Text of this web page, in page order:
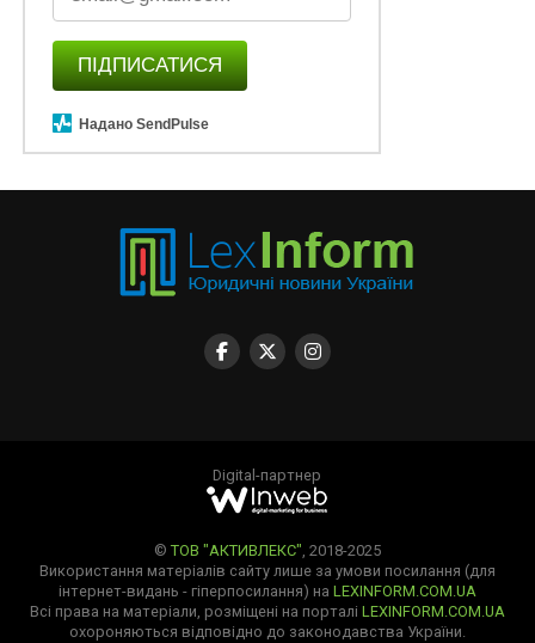
ПІДПИСАТИСЯ
Надано SendPulse
Digital-партнер
© ТОВ "АКТИВЛЕКС" , 2018-2025
Використання матеріалів сайту лише за умови посилання (для
інтернет-видань - гіперпосилання) на LEXINFORM.COM.UA
Всі права на матеріали, розміщені на порталі LEXINFORM.COM.UA
охороняються відповідно до законодавства України.